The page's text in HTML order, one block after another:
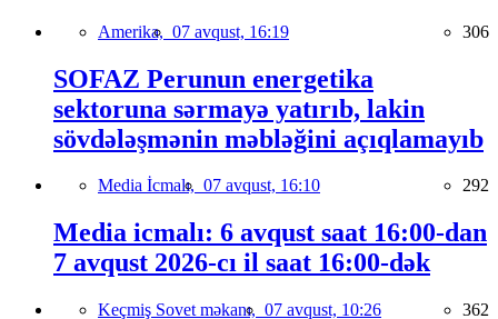
Amerika, 07 avqust, 16:19 306
SOFAZ Perunun energetika
sektoruna sərmayə yatırıb, lakin
sövdələşmənin məbləğini açıqlamayıb
Media İcmalı, 07 avqust, 16:10 292
Media icmalı: 6 avqust saat 16:00-dan
7 avqust 2026-cı il saat 16:00-dək
Keçmiş Sovet məkanı, 07 avqust, 10:26 362